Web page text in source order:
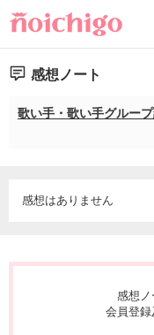
感想ノート
歌い手・歌い手グループ
感想はありません
感想ノ
会員登録